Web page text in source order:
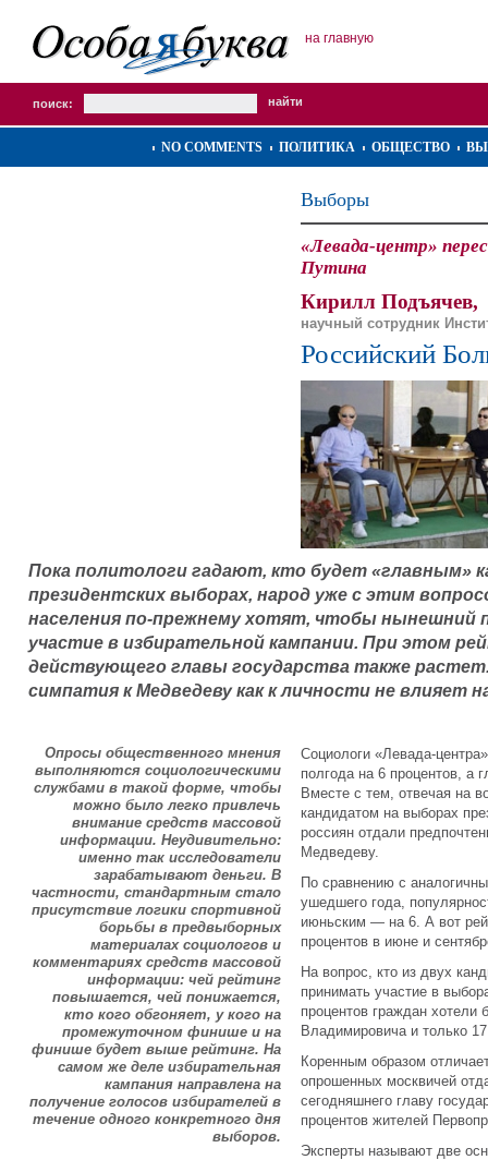
на главную
поиск:
NO COMMENTS ПОЛИТИКА ОБЩЕСТВО
Выборы
«Левада-центр»
Путина
Кирилл Подъячев,
научный сотрудник
Российский
Пока политологи гадают, кто будет «главным»
президентских выборах, народ уже с этим
населения по-прежнему хотят, чтобы нынешний
участие в избирательной кампании. При этом
действующего главы государства также
симпатия к Медведеву как к личности не влияет
Опросы общественного мнения
выполняются социологическими
службами в такой форме, чтобы
можно было легко привлечь
внимание средств массовой
информации. Неудивительно:
именно так исследователи
зарабатывают деньги. В
частности, стандартным стало
присутствие логики спортивной
борьбы в предвыборных
материалах социологов и
комментариях средств массовой
информации: чей рейтинг
повышается, чей понижается,
кто кого обгоняет, у кого на
промежуточном финише и на
финише будет выше рейтинг. На
самом же деле избирательная
кампания направлена на
получение голосов избирателей в
течение одного конкретного дня
выборов.
Социологи «Левада-
полгода на 6 процентов, а
Вместе с тем, отвечая на
кандидатом на выборах
россиян отдали
Медведеву.
По сравнению с
ушедшего года,
июньским — на 6. А вот
процентов в июне и
На вопрос, кто из двух
принимать участие в
процентов граждан хотели
Владимировича и только
Коренным образом
опрошенных москвичей
сегодняшнего главу
процентов жителей
Эксперты называют две